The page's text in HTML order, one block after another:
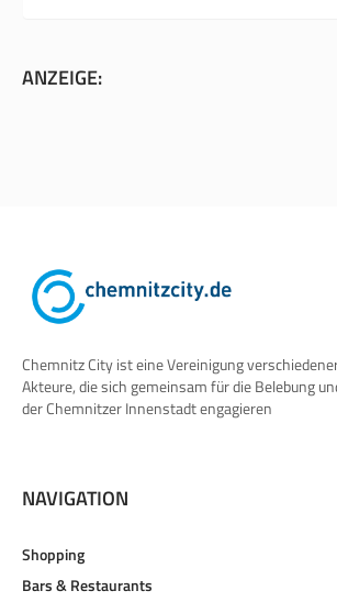
ANZEIGE:
Chemnitz City ist eine Vereinigung
Akteure, die sich gemeinsam für die Belebung
der Chemnitzer Innenstadt engagieren
NAVIGATION
Shopping
Bars & Restaurants